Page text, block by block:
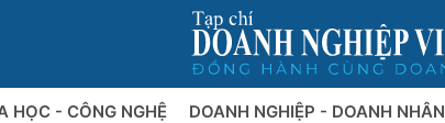
HỌC - CÔNG NGHỆ DOANH NGHIỆP - DOANH NHÂN